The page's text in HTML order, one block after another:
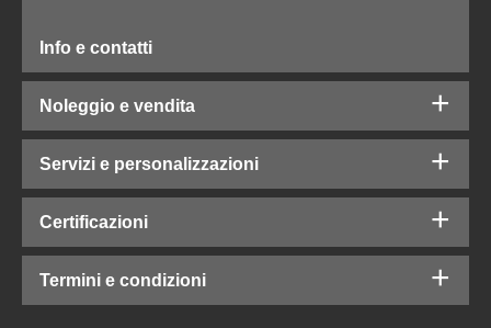
Info e contatti
Noleggio e vendita
Servizi e personalizzazioni
Certificazioni
Termini e condizioni